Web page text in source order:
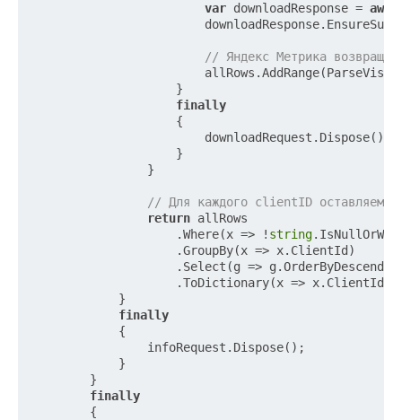
var downloadResponse =
// Яндекс Метрика
                    }
finally
                    {
                        downloadRequest.Dispose();
                    }
                }
// Для каждого clientID оставляем
return allRows
                    .Where(x => !
string
                    .GroupBy(x => x.ClientId)
.Select(g =>
.ToDictionary(x => x.ClientId,
            }
finally
            {
                infoRequest.Dispose();
            }
        }
finally
        {